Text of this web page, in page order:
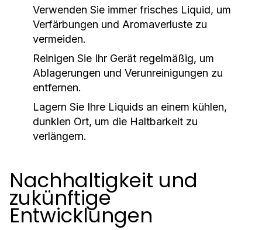
Verwenden Sie immer frisches Liquid, um
Verfärbungen und Aromaverluste zu
vermeiden.
Reinigen Sie Ihr Gerät regelmäßig, um
Ablagerungen und Verunreinigungen zu
entfernen.
Lagern Sie Ihre Liquids an einem kühlen,
dunklen Ort, um die Haltbarkeit zu
verlängern.
Nachhaltigkeit und
zukünftige
Entwicklungen